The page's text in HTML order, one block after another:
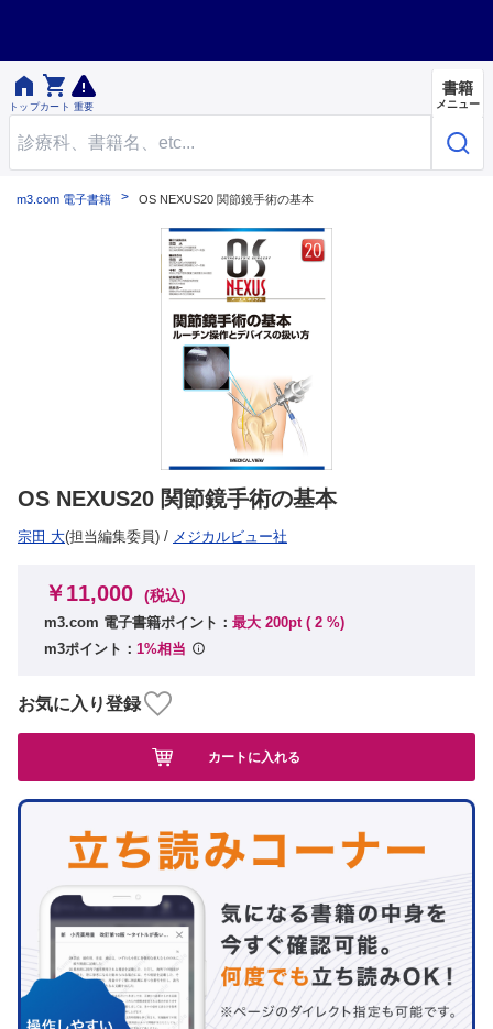

トップ

カート 重要
書籍
メニュー
m3.com 電子書籍 OS NEXUS20 関節鏡手術の基本
OS NEXUS20 関節鏡手術の基本
宗田 大(担当編集委員) / メジカルビュー社
￥11,000 (税込)
m3.com 電子書籍ポイント： 最大 200pt ( 2 %)
m3ポイント： 1%相当
お気に入り登録
カートに入れる